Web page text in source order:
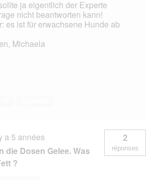
ja eigentlich der Experte
nicht beantworten kann!
es ist für erwachsene Hunde ab
Michaela
a 5 années
die Dosen Gelee. Was
?
2
réponses